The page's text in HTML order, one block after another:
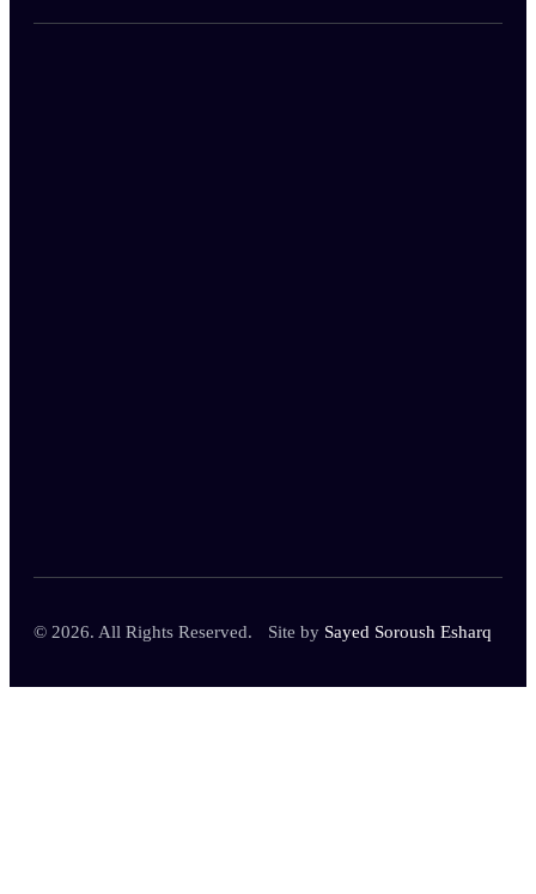
© 2026. All Rights Reserved. Site by Sayed Soroush Esharq